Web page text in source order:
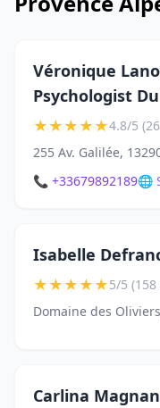
Véronique
Psychologist
★★★★★4.8/5
255 Av. Galilée,
📞 +33679892189🌐
Isabelle
★★★★★5/5 (158
Carlina